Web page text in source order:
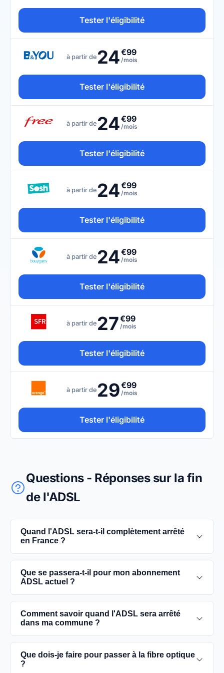
Tester l'éligibilité
à partir de 24€99
/mois
Tester l'éligibilité
à partir de 24€99
/mois
Tester l'éligibilité
à partir de 24€99
/mois
Tester l'éligibilité
à partir de 24€99
/mois
Tester l'éligibilité
à partir de 27€99
/mois
Tester l'éligibilité
à partir de 29€99
/mois
Tester l'éligibilité
Questions - Réponses sur la fin
de l'ADSL
Quand l'ADSL sera-t-il complètement arrêté
en France ?
L'extinction complète du réseau ADSL est prévue
pour 2030. D'ici là, les utilisateurs sont
optique, plus rapides et fiables.
Que se passera-t-il pour mon abonnement
ADSL actuel ?
Vous pouvez continuer à utiliser votre
abonnement ADSL jusqu'à la date de fermeture du
conseillé de passer à la fibre optique dès que
possible pour une meilleure qualité de service.
Comment savoir quand l'ADSL sera arrêté
dans ma commune ?
Les dates précises de fermeture de l'ADSL varient
selon les communes. Vous pouvez trouver ces
Que dois-je faire pour passer à la fibre optique
?